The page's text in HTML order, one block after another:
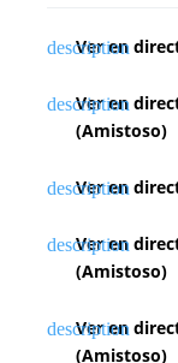
Ver en
Ver en
(Amistoso)
Ver en
Ver en
(Amistoso)
Ver en
(Amistoso)